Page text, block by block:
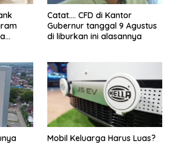
Catat…. CFD di Kantor
Gubernur tanggal 9 Agustus
di liburkan ini alasannya
Mobil Keluarga Harus Luas?